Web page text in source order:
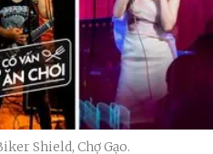
Shield, Chợ Gạo.